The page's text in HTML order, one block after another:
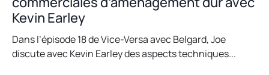
Kevin Earley
Dans l’épisode 18 de Vice-Versa avec Belgard, Joe
discute avec Kevin Earley des aspects techniques...